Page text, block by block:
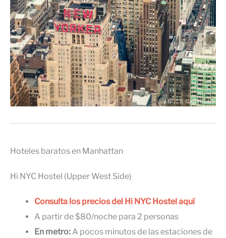
Hoteles baratos en Manhattan
Hi NYC Hostel (Upper West Side)
Consulta los precios del Hi NYC Hostel aquí
A partir de $80/noche para 2 personas
En metro: A pocos minutos de las estaciones de